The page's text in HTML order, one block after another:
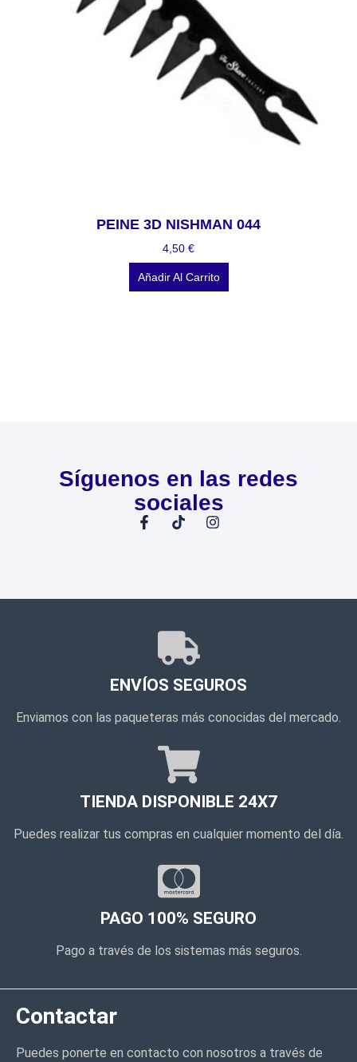
PEINE 3D NISHMAN 044
4,50 €
Añadir Al Carrito
Síguenos en las redes
sociales
ENVÍOS SEGUROS
Enviamos con las paqueteras más conocidas del mercado.
TIENDA DISPONIBLE 24X7
Puedes realizar tus compras en cualquier momento del día.
PAGO 100% SEGURO
Pago a través de los sistemas más seguros.
Contactar
Puedes ponerte en contacto con nosotros a través de